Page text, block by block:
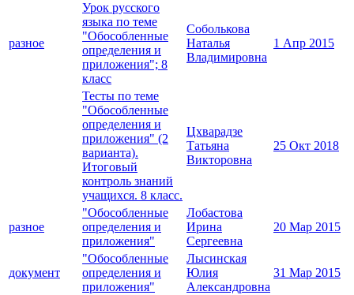
разное
Урок русского
языка по теме
"Обособленные
определения и
приложения"; 8
класс
Соболькова
Наталья
Владимировна
1 Апр 2015
Тесты по теме
"Обособленные
определения и
приложения" (2
варианта).
Итоговый
контроль знаний
учащихся. 8 класс.
Цхварадзе
Татьяна
Викторовна
25 Окт 2018
разное
"Обособленные
определения и
приложения"
Лобастова
Ирина
Сергеевна
20 Мар 2015
документ
"Обособленные
определения и
приложения"
Лысинская
Юлия
Александровна
31 Мар 2015